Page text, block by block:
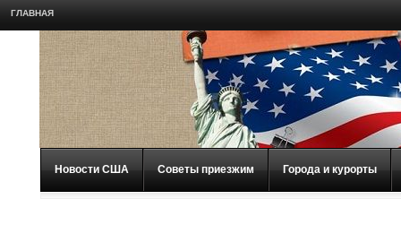
ГЛАВНАЯ
Новости США Советы приезжим Города и курорты